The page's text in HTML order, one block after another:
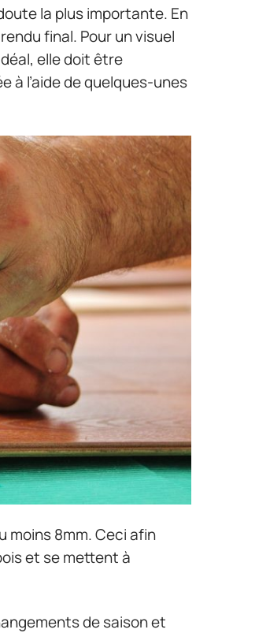
la plus importante. En
final. Pour un visuel
elle doit être
à l’aide de quelques-unes
moins 8mm. Ceci afin
et se mettent à
de saison et